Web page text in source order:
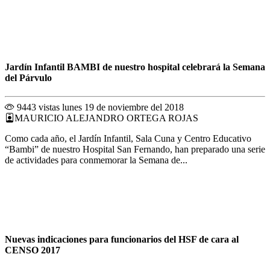
Jardín Infantil BAMBI de nuestro hospital celebrará la Semana
del Párvulo
9443 vistas lunes 19 de noviembre del 2018
MAURICIO ALEJANDRO ORTEGA ROJAS
Como cada año, el Jardín Infantil, Sala Cuna y Centro Educativo
“Bambi” de nuestro Hospital San Fernando, han preparado una serie
de actividades para conmemorar la Semana de...
Nuevas indicaciones para funcionarios del HSF de cara al
CENSO 2017